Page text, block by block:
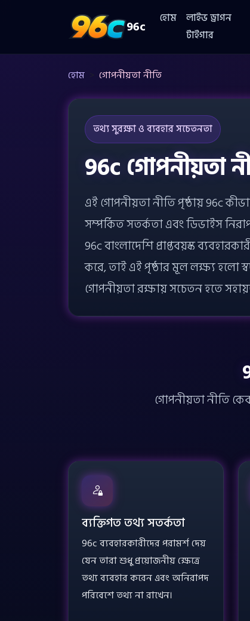
96c হোম
লাইভ ড্রাগন
টাইগার
হোম গোপনীয়তা নীতি
তথ্য সুরক্ষা ও ব্যবহার সচেতনতা
96c গোপনীয়তা
এই গোপনীয়তা নীতি পৃষ্ঠায় 96c
সম্পর্কিত সতর্কতা এবং ডিভাইস
96c বাংলাদেশি প্রাপ্তবয়স্ক
করে, তাই এই পৃষ্ঠার মূল লক্ষ্য হলো
গোপনীয়তা রক্ষায় সচেতন হতে
গোপনীয়তা নীতি
ব্যক্তিগত তথ্য সতর্কতা
96c ব্যবহারকারীদের পরামর্শ দেয়
যেন তারা শুধু প্রয়োজনীয় ক্ষেত্রে
তথ্য ব্যবহার করেন এবং অনিরাপদ
পরিবেশে তথ্য না রাখেন।